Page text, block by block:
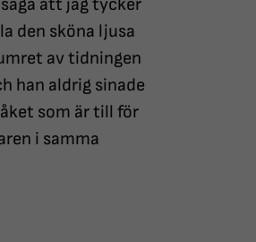
att jag tycker
den sköna ljusa
av tidningen
han aldrig sinade
som är till för
i samma